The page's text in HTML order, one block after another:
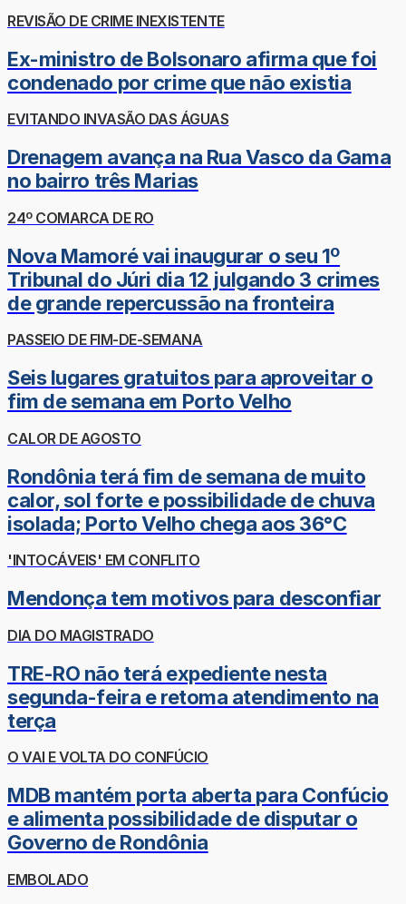
REVISÃO DE CRIME INEXISTENTE
Ex-ministro de Bolsonaro afirma que foi
condenado por crime que não existia
EVITANDO INVASÃO DAS ÁGUAS
Drenagem avança na Rua Vasco da Gama
no bairro três Marias
24º COMARCA DE RO
Nova Mamoré vai inaugurar o seu 1º
Tribunal do Júri dia 12 julgando 3 crimes
de grande repercussão na fronteira
PASSEIO DE FIM-DE-SEMANA
Seis lugares gratuitos para aproveitar o
fim de semana em Porto Velho
CALOR DE AGOSTO
Rondônia terá fim de semana de muito
calor, sol forte e possibilidade de chuva
isolada; Porto Velho chega aos 36°C
'INTOCÁVEIS' EM CONFLITO
Mendonça tem motivos para desconfiar
DIA DO MAGISTRADO
TRE-RO não terá expediente nesta
segunda-feira e retoma atendimento na
terça
O VAI E VOLTA DO CONFÚCIO
MDB mantém porta aberta para Confúcio
e alimenta possibilidade de disputar o
Governo de Rondônia
EMBOLADO